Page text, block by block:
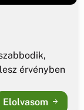
érvényben
Elolvasom